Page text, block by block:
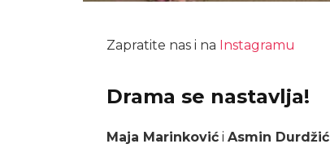
Zapratite nas i na Instagramu
Drama se nastavlja!
Maja Marinković iAsmin Durdžić